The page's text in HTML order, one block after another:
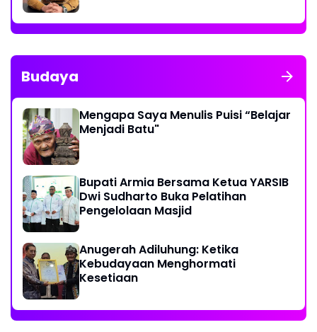
Budaya
Mengapa Saya Menulis Puisi “Belajar
Menjadi Batu"
Bupati Armia Bersama Ketua YARSIB
Dwi Sudharto Buka Pelatihan
Pengelolaan Masjid
Anugerah Adiluhung: Ketika
Kebudayaan Menghormati
Kesetiaan